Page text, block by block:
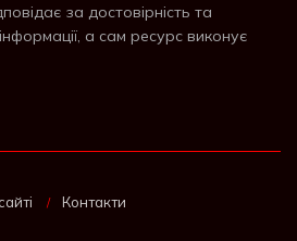
за достовірність та
а сам ресурс виконує
Контакти